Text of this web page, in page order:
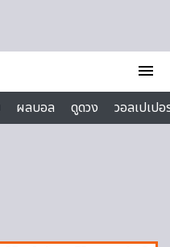
menu
ผลบอล ดูดวง
วอลเปเป